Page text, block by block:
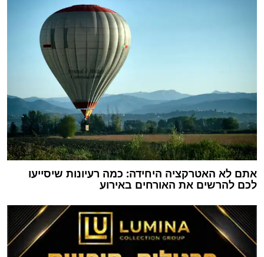
אתם לא האטרקציה היחידה: כמה רעיונות שיסייעו
לכם להרשים את האורחים באירוע